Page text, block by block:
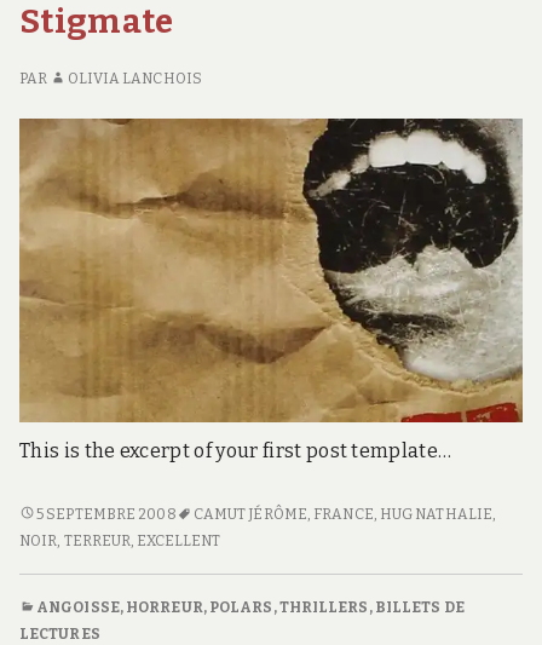
Stigmate
PAR OLIVIA LANCHOIS
This is the excerpt of your first post template…
STIGMATE
5 SEPTEMBRE 2008 CAMUT JÉRÔME, FRANCE, HUG NATHALIE,
NOIR, TERREUR, EXCELLENT
ANGOISSE, HORREUR, POLARS, THRILLERS , BILLETS DE
LECTURES